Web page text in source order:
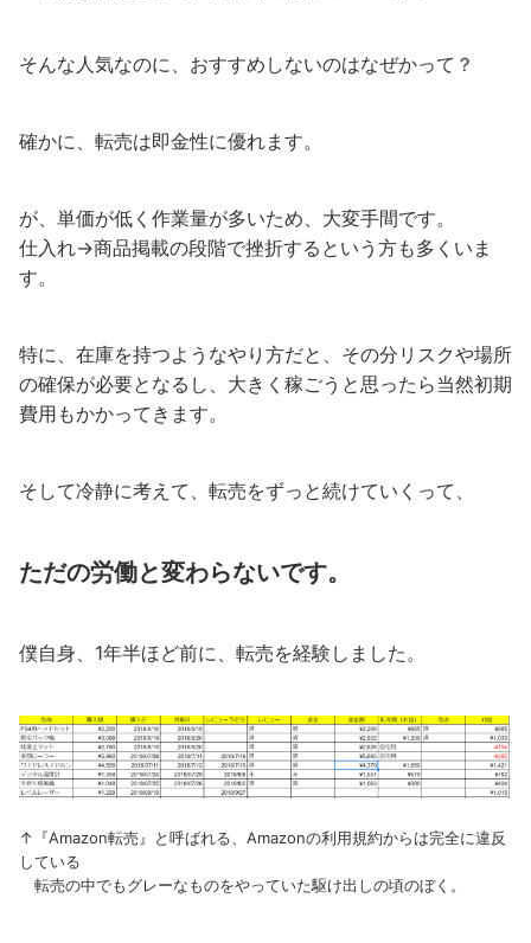
そんな人気なのに、おすすめしないのはなぜかって？
確かに、転売は即金性に優れます。
が、単価が低く作業量が多いため、大変手間です。
仕入れ→商品掲載の段階で挫折するという方も多くいま
す。
特に、在庫を持つようなやり方だと、その分リスクや場所
の確保が必要となるし、大きく稼ごうと思ったら当然初期
費用もかかってきます。
そして冷静に考えて、転売をずっと続けていくって、
ただの労働と変わらないです。
僕自身、1年半ほど前に、転売を経験しました。
↑『Amazon転売』と呼ばれる、Amazonの利用規約からは完全に違反
している
転売の中でもグレーなものをやっていた駆け出しの頃のぼく。